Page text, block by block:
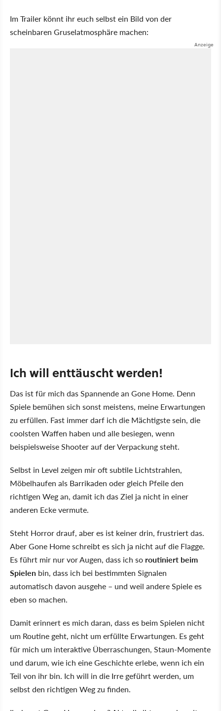
Im Trailer könnt ihr euch selbst ein Bild von der
scheinbaren Gruselatmosphäre machen:
Ich will enttäuscht werden!
Das ist für mich das Spannende an Gone Home. Denn
Spiele bemühen sich sonst meistens, meine Erwartungen
zu erfüllen. Fast immer darf ich die Mächtigste sein, die
coolsten Waffen haben und alle besiegen, wenn
beispielsweise Shooter auf der Verpackung steht.
Selbst in Level zeigen mir oft subtile Lichtstrahlen,
Möbelhaufen als Barrikaden oder gleich Pfeile den
richtigen Weg an, damit ich das Ziel ja nicht in einer
anderen Ecke vermute.
Steht Horror drauf, aber es ist keiner drin, frustriert das.
Aber Gone Home schreibt es sich ja nicht auf die Flagge.
Es führt mir nur vor Augen, dass ich so routiniert beim
Spielen bin, dass ich bei bestimmten Signalen
automatisch davon ausgehe – und weil andere Spiele es
eben so machen.
Damit erinnert es mich daran, dass es beim Spielen nicht
um Routine geht, nicht um erfüllte Erwartungen. Es geht
für mich um interaktive Überraschungen, Staun-Momente
und darum, wie ich eine Geschichte erlebe, wenn ich ein
Teil von ihr bin. Ich will in die Irre geführt werden, um
selbst den richtigen Weg zu finden.